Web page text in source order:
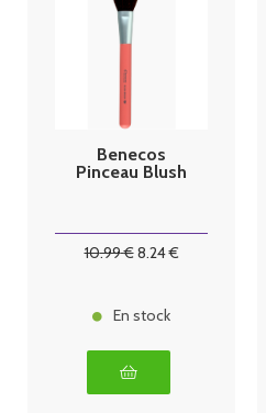
Benecos
Pinceau Blush
10.99€8.24€
En stock